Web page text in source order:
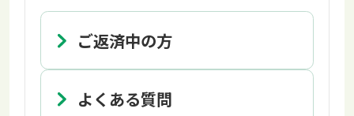
ご返済中の方
よくある質問